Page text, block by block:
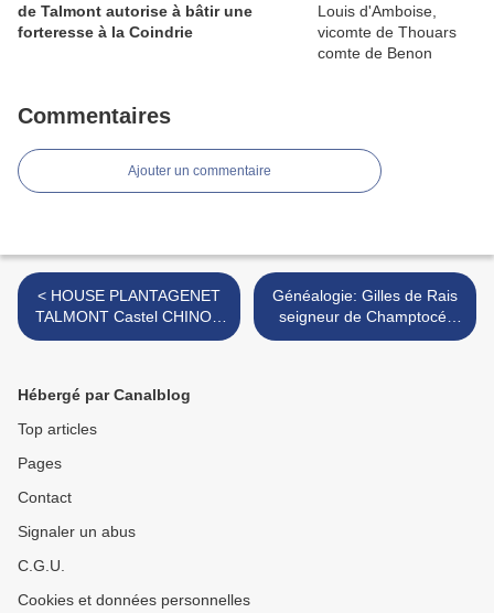
de Talmont autorise à bâtir une
forteresse à la Coindrie
Commentaires
Ajouter un commentaire
< HOUSE PLANTAGENET
TALMONT Castel CHINON
TIME TRAVEL
Généalogie: Gilles de Rais
seigneur de Champtocé,
Machecoul, du château de
Hébergé par Canalblog
Top articles
Pages
Contact
Signaler un abus
C.G.U.
Cookies et données personnelles